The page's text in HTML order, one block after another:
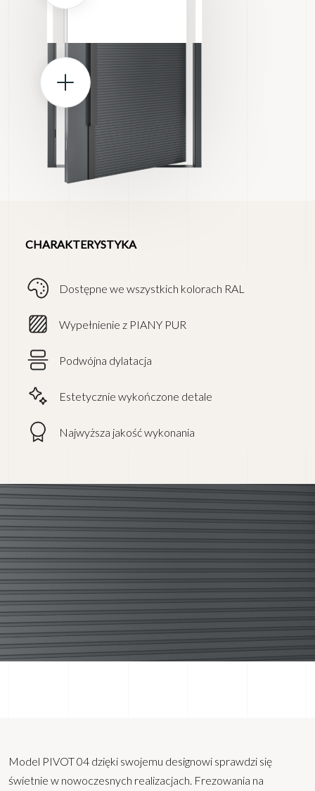
CHARAKTERYSTYKA
Dostępne we wszystkich kolorach RAL
Wypełnienie z PIANY PUR
Podwójna dylatacja
Estetycznie wykończone detale
Najwyższa jakość wykonania
Model PIVOT 04 dzięki swojemu designowi sprawdzi się
świetnie w nowoczesnych realizacjach. Frezowania na